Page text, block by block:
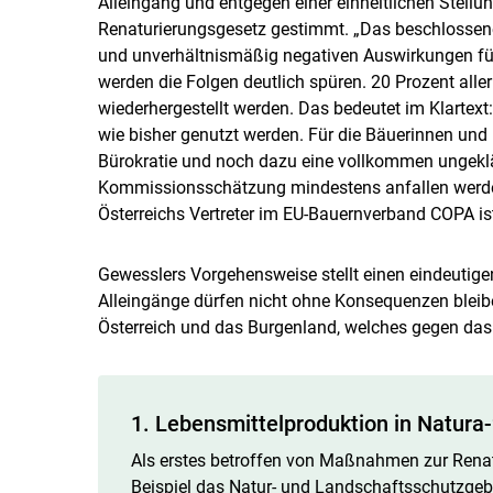
Renaturierungsgesetz gestimmt. „Das
und unverhältnismäßig negativen Auswirkungen
werden die Folgen deutlich spüren. 20 Prozent
wiederhergestellt werden. Das bedeutet im
wie bisher genutzt werden. Für die Bäuerinnen
Bürokratie und noch dazu eine vollkommen
Kommissionsschätzung mindestens anfallen
Österreichs Vertreter im EU-Bauernverband COPA
Gewesslers Vorgehensweise stellt einen
Alleingänge dürfen nicht ohne Konsequenzen
Österreich und das Burgenland, welches gegen
1. Lebensmittelproduktion in
Als erstes betroffen von Maßnahmen zur
Beispiel das Natur- und